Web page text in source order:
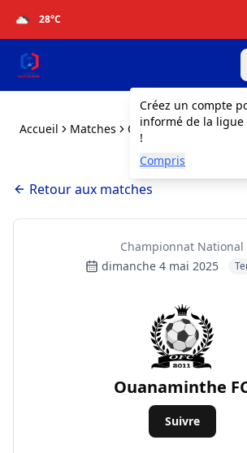
28°C
Créez un compte
informé de la
!
Compris
Accueil Matches Ouanaminthe FC vs
Retour aux matches
Championnat National
dimanche 4 mai 2025
Ouanaminthe
Suivre